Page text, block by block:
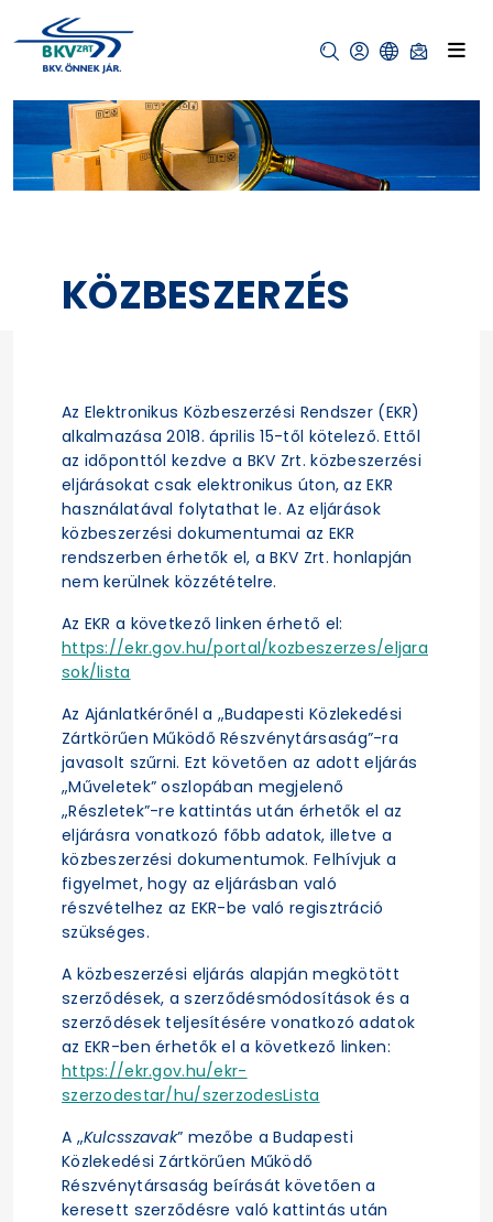
KÖZBESZERZÉS
Az Elektronikus Közbeszerzési Rendszer (EKR)
alkalmazása 2018. április 15-től kötelező. Ettől
az időponttól kezdve a BKV Zrt. közbeszerzési
eljárásokat csak elektronikus úton, az EKR
használatával folytathat le. Az eljárások
közbeszerzési dokumentumai az EKR
rendszerben érhetők el, a BKV Zrt. honlapján
nem kerülnek közzétételre.
Az EKR a következő linken érhető el:
https://ekr.gov.hu/portal/kozbeszerzes/eljara
sok/lista
Az Ajánlatkérőnél a „Budapesti Közlekedési
Zártkörűen Működő Részvénytársaság”-ra
javasolt szűrni. Ezt követően az adott eljárás
„Műveletek” oszlopában megjelenő
„Részletek”-re kattintás után érhetők el az
eljárásra vonatkozó főbb adatok, illetve a
közbeszerzési dokumentumok. Felhívjuk a
figyelmet, hogy az eljárásban való
részvételhez az EKR-be való regisztráció
szükséges.
A közbeszerzési eljárás alapján megkötött
szerződések, a szerződésmódosítások és a
szerződések teljesítésére vonatkozó adatok
az EKR-ben érhetők el a következő linken:
https://ekr.gov.hu/ekr-
szerzodestar/hu/szerzodesLista
A „Kulcsszavak” mezőbe a Budapesti
Közlekedési Zártkörűen Működő
Részvénytársaság beírását követően a
keresett szerződésre való kattintás után